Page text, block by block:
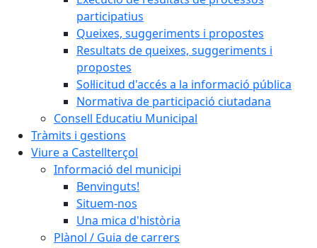
participatius
Queixes, suggeriments i propostes
Resultats de queixes, suggeriments i
propostes
Sol·licitud d'accés a la informació pública
Normativa de participació ciutadana
Consell Educatiu Municipal
Tràmits i gestions
Viure a Castellterçol
Informació del municipi
Benvinguts!
Situem-nos
Una mica d'història
Plànol / Guia de carrers